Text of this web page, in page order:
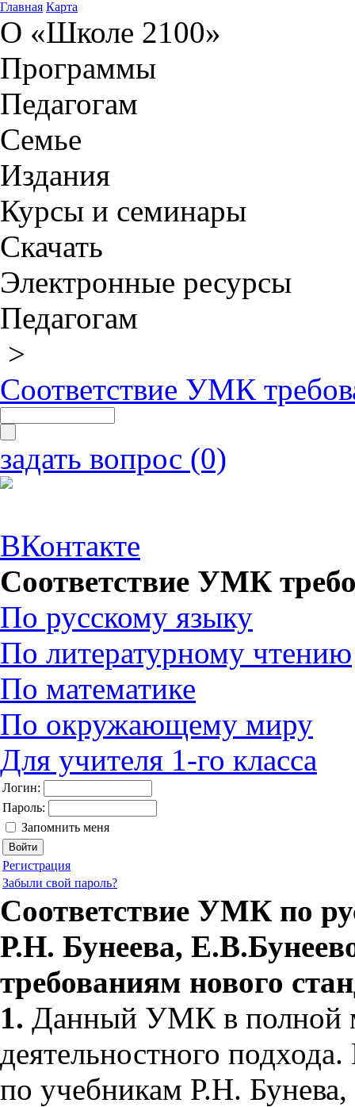
Главная Карта
О «Школе 2100»
Программы
Педагогам
Семье
Издания
Курсы и семинары
Скачать
Электронные ресурсы
Педагогам
>
Соответствие УМК
задать вопрос (0)
ВКонтакте
Соответствие УМК
По русскому языку
По литературному чтению
По математике
По окружающему миру
Для учителя 1-го класса
Логин:
Пароль:
Запомнить меня
Регистрация
Забыли свой пароль?
Соответствие УМК по
Р.Н. Бунеева,
требованиям нового
1. Данный УМК в полной
деятельностного
по учебникам Р.Н.